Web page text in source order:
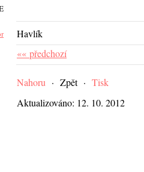
Havlík
«« předchozí
Nahoru · Zpět· Tisk
Aktualizováno: 12. 10. 2012